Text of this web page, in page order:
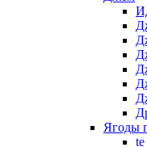
Ягоды